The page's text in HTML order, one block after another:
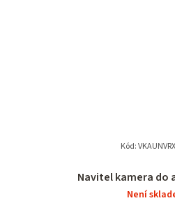
Navitel kamera do
Není
Kód: